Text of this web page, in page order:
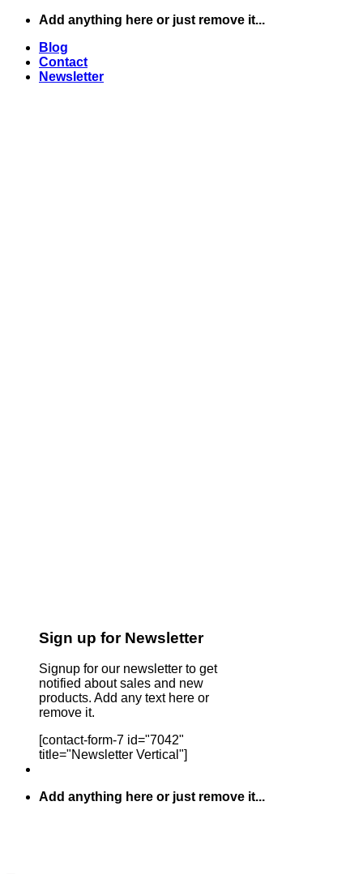
Skip
content
Add anything here or just remove it...
Blog
Contact
Newsletter
Sign up for Newsletter
Signup for our newsletter to get
notified about sales and new
products. Add any text here or
remove it.
[contact-form-7 id="7042"
title="Newsletter Vertical"]
Add anything here or just remove it...